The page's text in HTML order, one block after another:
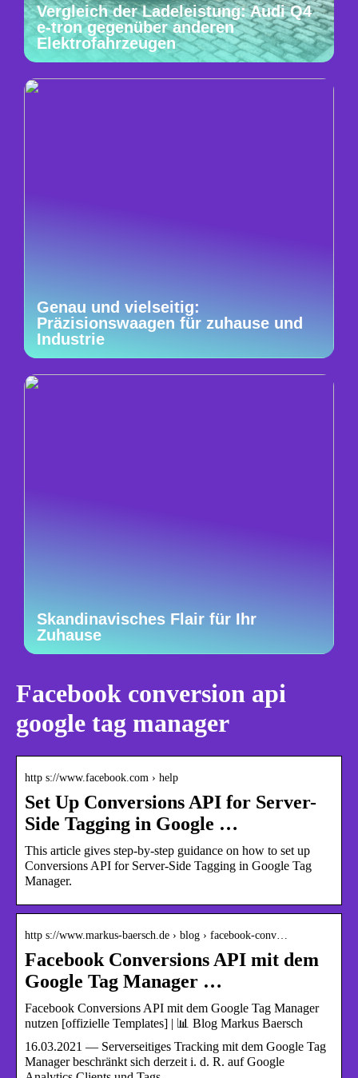
Vergleich der Ladeleistung: Audi Q4
e-tron gegenüber anderen
Elektrofahrzeugen
Genau und vielseitig:
Präzisionswaagen für zuhause und
Industrie
Skandinavisches Flair für Ihr
Zuhause
Facebook conversion api
google tag manager
http s://www.facebook.com › help
Set Up Conversions API for Server-
Side Tagging in Google …
This article gives step-by-step guidance on how to set up
Conversions API for Server-Side Tagging in Google Tag
Manager.
http s://www.markus-baersch.de › blog › facebook-conv…
Facebook Conversions API mit dem
Google Tag Manager …
Facebook Conversions API mit dem Google Tag Manager
nutzen [offizielle Templates] | 📊 Blog Markus Baersch
16.03.2021 — Serverseitiges Tracking mit dem Google Tag
Manager beschränkt sich derzeit i. d. R. auf Google